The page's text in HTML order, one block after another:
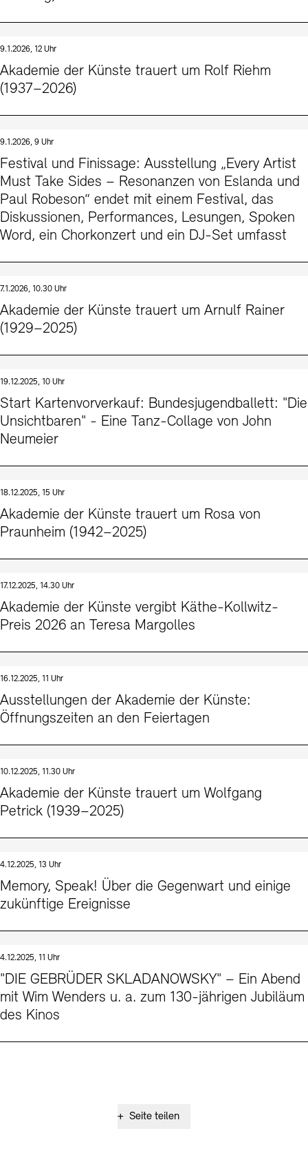
9.1.2026, 12 Uhr
Akademie der Künste trauert um Rolf Riehm
(1937–2026)
9.1.2026, 9 Uhr
Festival und Finissage: Ausstellung „Every Artist
Must Take Sides – Resonanzen von Eslanda und
Paul Robeson“ endet mit einem Festival, das
Diskussionen, Performances, Lesungen, Spoken
Word, ein Chorkonzert und ein DJ-Set umfasst
7.1.2026, 10.30 Uhr
Akademie der Künste trauert um Arnulf Rainer
(1929–2025)
19.12.2025, 10 Uhr
Start Kartenvorverkauf: Bundesjugendballett: "Die
Unsichtbaren" - Eine Tanz-Collage von John
Neumeier
18.12.2025, 15 Uhr
Akademie der Künste trauert um Rosa von
Praunheim (1942–2025)
17.12.2025, 14.30 Uhr
Akademie der Künste vergibt Käthe-Kollwitz-
Preis 2026 an Teresa Margolles
16.12.2025, 11 Uhr
Ausstellungen der Akademie der Künste:
Öffnungszeiten an den Feiertagen
10.12.2025, 11.30 Uhr
Akademie der Künste trauert um Wolfgang
Petrick (1939–2025)
4.12.2025, 13 Uhr
Memory, Speak! Über die Gegenwart und einige
zukünftige Ereignisse
4.12.2025, 11 Uhr
"DIE GEBRÜDER SKLADANOWSKY" – Ein Abend
mit Wim Wenders u. a. zum 130-jährigen Jubiläum
des Kinos
+ Seite teilen